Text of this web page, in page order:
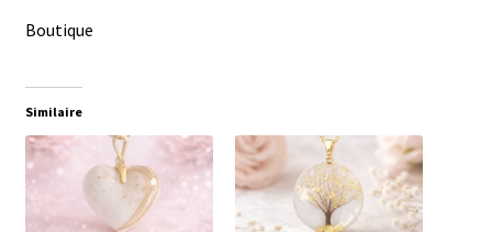
Boutique
Similaire